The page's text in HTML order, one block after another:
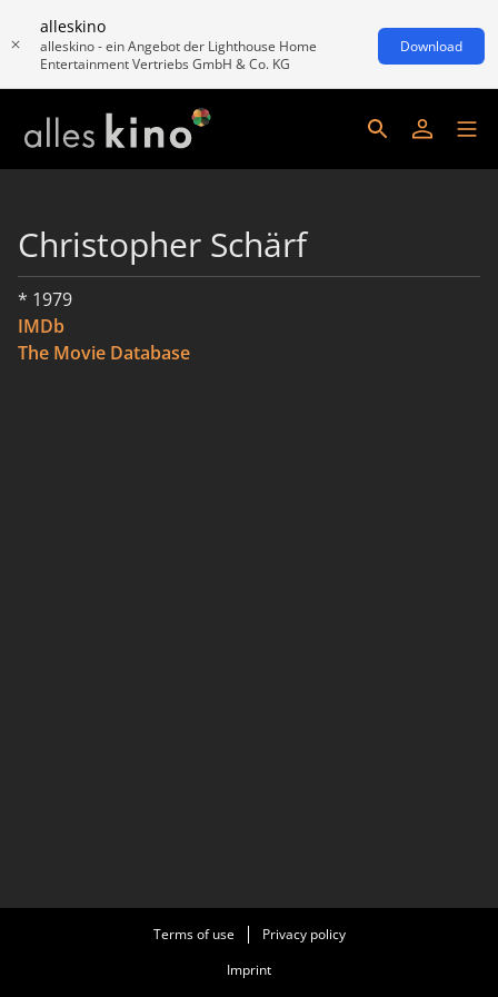
alleskino
alleskino - ein Angebot der Lighthouse Home
Entertainment Vertriebs GmbH & Co. KG
Download
Christopher Schärf
* 1979
IMDb
The Movie Database
Terms of use
Privacy policy
Imprint